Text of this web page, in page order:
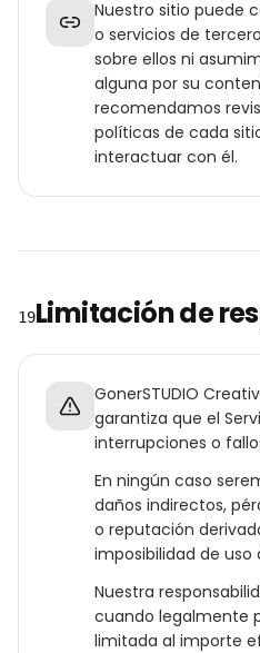
Nuestro sitio puede
o servicios de
sobre ellos ni
alguna por su
recomendamos
políticas de cada
interactuar con él.
19Limitación de
GonerSTUDIO
garantiza que el
interrupciones o
En ningún caso
daños indirectos,
o reputación
imposibilidad de uso
Nuestra
cuando legalmente
limitada al importe